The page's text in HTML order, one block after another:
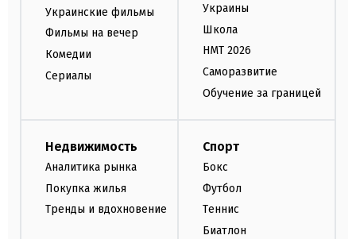
Украинские фильмы
Фильмы на вечер
Комедии
Сериалы
Украины
Школа
НМТ 2026
Саморазвитие
Обучение за границей
Недвижимость
Аналитика рынка
Покупка жилья
Тренды и вдохновение
Спорт
Бокс
Футбол
Теннис
Биатлон